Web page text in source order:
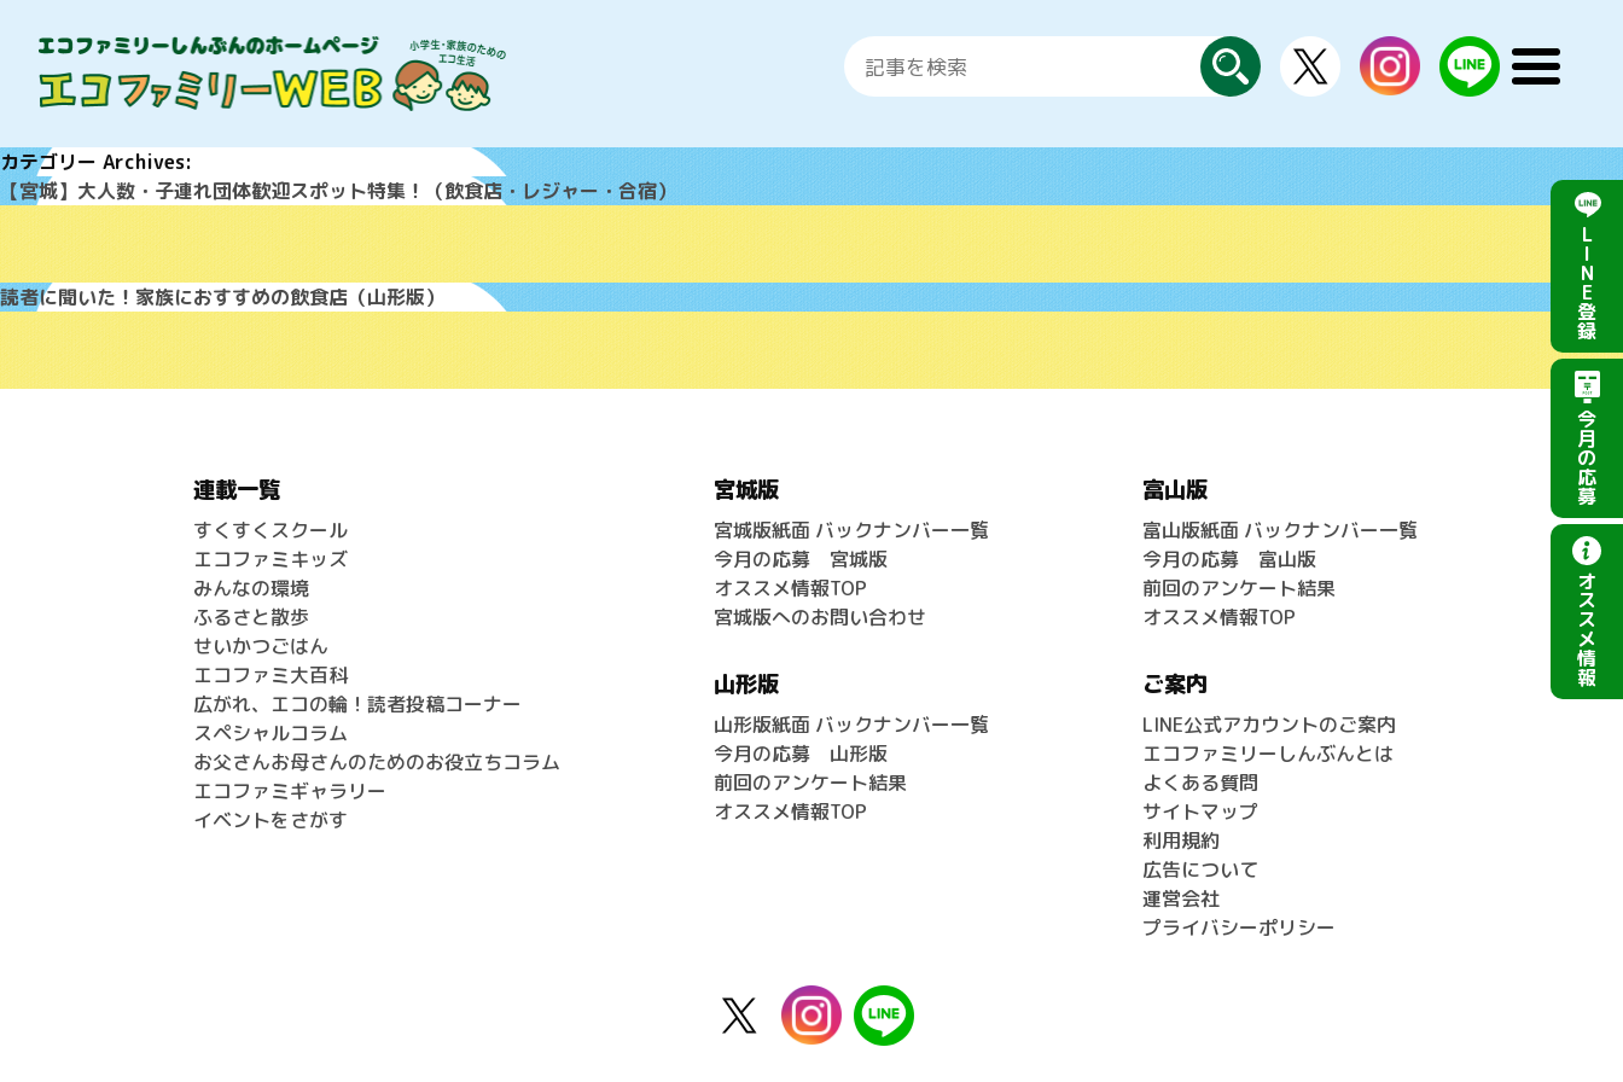
探
す
instagramLINE
公
メ
を
開
く
カテゴリー Archives:
【宮城】大人数・子連れ団体歓迎スポット特集！（飲食店・レジャー・合宿）
読者に聞いた！家族におすすめの飲食店（山形版）
L
I
N
E
登
録
今
月
の
応
募
オ
ス
ス
メ
情
報
連載一覧
すくすくスクール
エコファミキッズ
みんなの環境
ふるさと散歩
せいかつごはん
エコファミ大百科
広がれ、エコの輪！読者投稿コーナー
スペシャルコラム
お父さんお母さんのためのお役立ちコラム
エコファミギャラリー
イベントをさがす
宮城版
宮城版紙面 バックナンバー一覧
今月の応募 宮城版
オススメ情報TOP
宮城版へのお問い合わせ
山形版
山形版紙面 バックナンバー一覧
今月の応募 山形版
前回のアンケート結果
オススメ情報TOP
富山版
富山版紙面 バックナンバー一覧
今月の応募 富山版
前回のアンケート結果
オススメ情報TOP
ご案内
LINE公式アカウントのご案内
エコファミリーしんぶんとは
よくある質問
サイトマップ
利用規約
広告について
運営会社
プライバシーポリシー
instagram